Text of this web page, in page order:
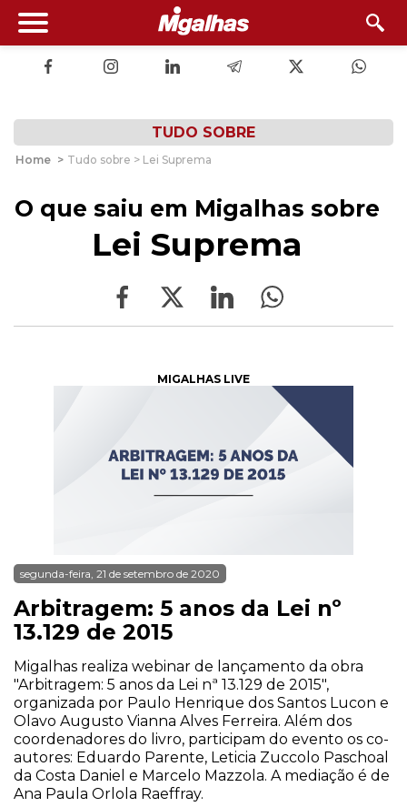
TUDO SOBRE
Home > Tudo sobre > Lei Suprema
O que saiu em Migalhas sobre
Lei Suprema
MIGALHAS LIVE
segunda-feira, 21 de setembro de 2020
Arbitragem: 5 anos da Lei nº
13.129 de 2015
Migalhas realiza webinar de lançamento da obra
"Arbitragem: 5 anos da Lei nª 13.129 de 2015",
organizada por Paulo Henrique dos Santos Lucon e
Olavo Augusto Vianna Alves Ferreira. Além dos
coordenadores do livro, participam do evento os co-
autores: Eduardo Parente, Leticia Zuccolo Paschoal
da Costa Daniel e Marcelo Mazzola. A mediação é de
Ana Paula Orlola Raeffray.